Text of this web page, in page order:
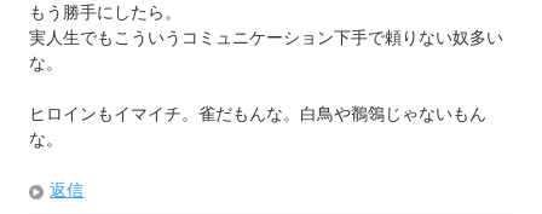
もう勝手にしたら。
実人生でもこういうコミュニケーション下手で頼りない奴多い
な。
ヒロインもイマイチ。雀だもんな。白鳥や鶺鴒じゃないもん
な。
返信